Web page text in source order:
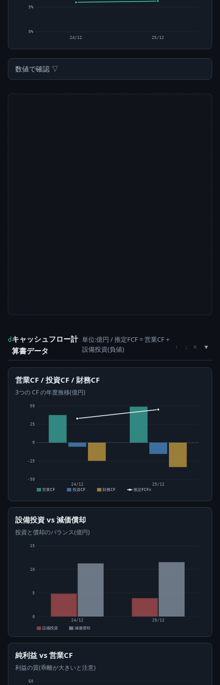
0%
5%
24/12 25/12
数値で確認 ▽
d キャッシュフロー計
算書データ
単位:億円 / 推定FCF = 営業CF +
設備投資(負値)
↑ ↓ ×
営業CF / 投資CF / 財務CF
3つの CF の年度推移(億円)
-50
-25
0
25
50
24/12
25/12
営業CF
投資CF 財務CF 推定FCF⊙
設備投資 vs 減価償却
投資と償却のバランス(億円)
0
5
10
15
24/12
25/12
設備投資
減価償却
純利益 vs 営業CF
利益の質(乖離が大きいと注意)
60